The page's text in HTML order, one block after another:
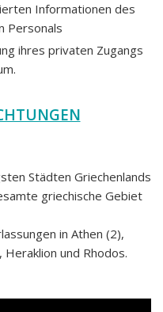
Informationen des
Personals
ihres privaten Zugangs
Städten Griechenlands
griechische Gebiet
in Athen (2),
und Rhodos.